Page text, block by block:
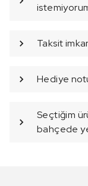
Taksit
Hediye
Seçtiğim
bahçede